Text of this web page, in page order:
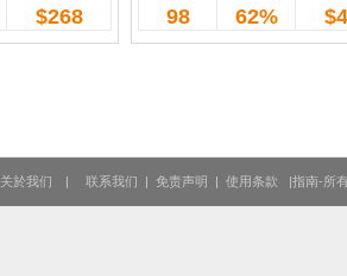
$268 98 62%
关於我们 | 联系我们 | 免责声明 | 使用条款 |指南-所